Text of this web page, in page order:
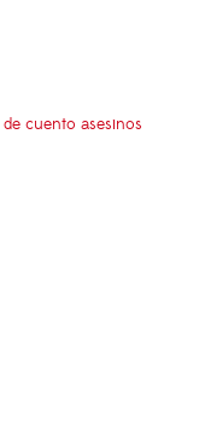
cuento asesinos